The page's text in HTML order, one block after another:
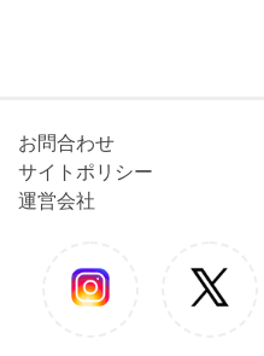
お問合わせ
サイトポリシー
運営会社